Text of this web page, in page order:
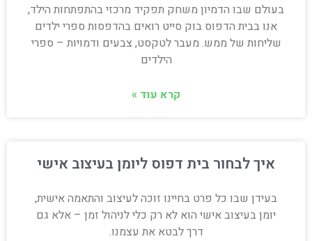
בעולם שבו הדמיון משחק תפקיד מרכזי בהתפתחות הילד,
אנו בבית הדפוס בוק סייט רואים בהדפסות ספרי ילדים
שליחות של ממש. מעבר לטקסט, צבעים ודמויות – ספרי
הילדים
קרא עוד »
איך לבחור בית דפוס ליומן בעיצוב אישי
בעידן שבו כל פרט בחיינו זוכה לעיצוב והתאמה אישית,
יומן בעיצוב אישי הוא לא רק כלי לניהול זמן – אלא גם
דרך לבטא את עצמנו.